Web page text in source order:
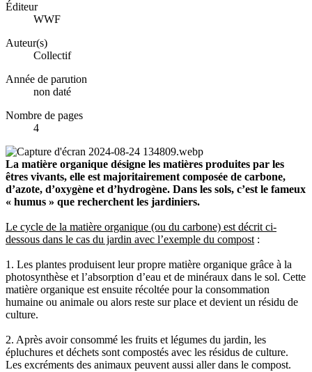
Éditeur
WWF
Auteur(s)
Collectif
Année de parution
non daté
Nombre de pages
4
La matière organique désigne les matières produites par les
êtres vivants, elle est majoritairement composée de carbone,
d’azote, d’oxygène et d’hydrogène. Dans les sols, c’est le fameux
« humus » que recherchent les jardiniers.
Le cycle de la matière organique (ou du carbone) est décrit ci-
dessous dans le cas du jardin avec l’exemple du compost :
1. Les plantes produisent leur propre matière organique grâce à la
photosynthèse et l’absorption d’eau et de minéraux dans le sol. Cette
matière organique est ensuite récoltée pour la consommation
humaine ou animale ou alors reste sur place et devient un résidu de
culture.
2. Après avoir consommé les fruits et légumes du jardin, les
épluchures et déchets sont compostés avec les résidus de culture.
Les excréments des animaux peuvent aussi aller dans le compost.